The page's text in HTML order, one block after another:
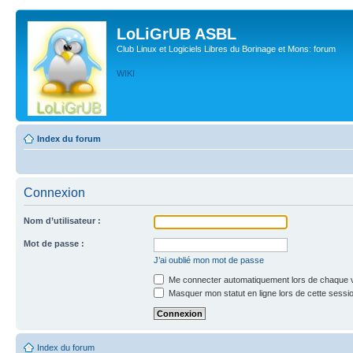
LoLiGrUB ASBL
Club Linux et Logiciels Libres du Borinage et Mons: forum
WIKI
Index du forum
Connexion
Nom d’utilisateur :
Mot de passe :
J’ai oublié mon mot de passe
Me connecter automatiquement lors de chaque
Masquer mon statut en ligne lors de cette
Index du forum